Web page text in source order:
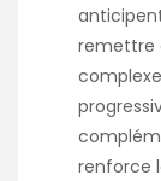
remettre
renforce